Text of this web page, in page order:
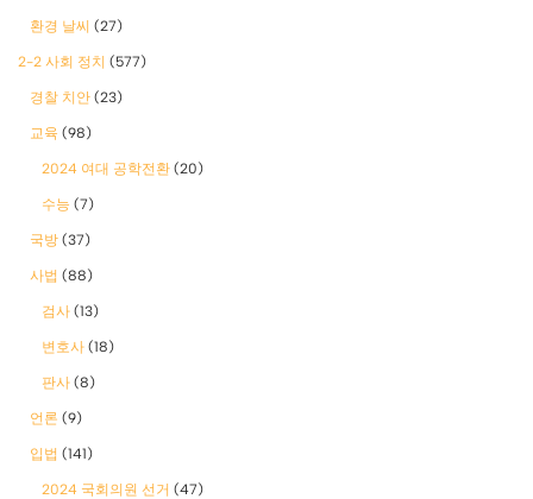
환경 날씨 (27)
2-2 사회 정치 (577)
경찰 치안 (23)
교육 (98)
2024 여대 공학전환 (20)
수능 (7)
국방 (37)
사법 (88)
검사 (13)
변호사 (18)
판사 (8)
언론 (9)
입법 (141)
2024 국회의원 선거 (47)